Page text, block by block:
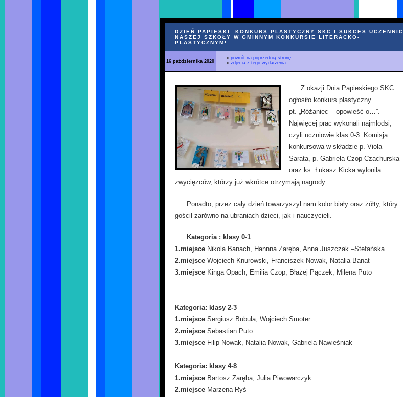
DZIEŃ PAPIESKI: KONKURS PLASTYCZNY SKC I SUKCES UCZENNIC
NASZEJ SZKOŁY W GMINNYM KONKURSIE LITERACKO-
PLASTYCZNYM!
16 października 2020
♦ powrót na poprzednią stronę
♦ zdjęcia z tego wydarzenia
Z okazji Dnia Papieskiego SKC
ogłosiło konkurs plastyczny
pt. „Różaniec – opowieść o…”.
Najwięcej prac wykonali najmłodsi,
czyli uczniowie klas 0-3. Komisja
konkursowa w składzie p. Viola
Sarata, p. Gabriela Czop-Czachurska
oraz ks. Łukasz Kicka wyłoniła
zwycięzców, którzy już wkrótce otrzymają nagrody.
Ponadto, przez cały dzień towarzyszył nam kolor biały oraz żółty, który
gościł zarówno na ubraniach dzieci, jak i nauczycieli.
Kategoria : klasy 0-1
1.miejsce Nikola Banach, Hannna Zaręba, Anna Juszczak –Stefańska
2.miejsce Wojciech Knurowski, Franciszek Nowak, Natalia Banat
3.miejsce Kinga Opach, Emilia Czop, Błażej Pączek, Milena Puto
Kategoria: klasy 2-3
1.miejsce Sergiusz Bubula, Wojciech Smoter
2.miejsce Sebastian Puto
3.miejsce Filip Nowak, Natalia Nowak, Gabriela Nawieśniak
Kategoria: klasy 4-8
1.miejsce Bartosz Zaręba, Julia Piwowarczyk
2.miejsce Marzena Ryś